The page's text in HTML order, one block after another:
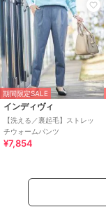
期間限定SALE
インディヴィ
【洗える／裏起毛】ストレッ
チウォームパンツ
¥7,854